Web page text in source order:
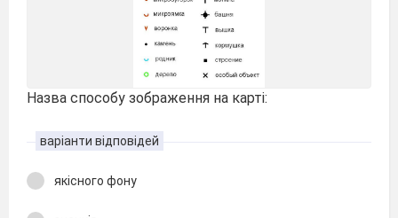
Назва способу зображення на карті:
варіанти відповідей
якісного фону